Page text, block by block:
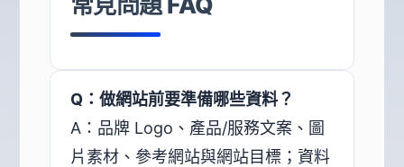
Q：做網站前要準備哪些資料？
A：品牌 Logo、產品/服務文案、圖
片素材、參考網站與網站目標；資料